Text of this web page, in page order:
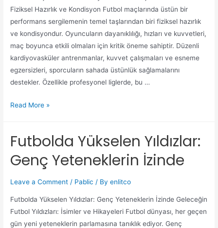
Fiziksel Hazırlık ve Kondisyon Futbol maçlarında üstün bir
performans sergilemenin temel taşlarından biri fiziksel hazırlık
ve kondisyondur. Oyuncuların dayanıklılığı, hızları ve kuvvetleri,
maç boyunca etkili olmaları için kritik öneme sahiptir. Düzenli
kardiyovasküler antrenmanlar, kuvvet çalışmaları ve esneme
egzersizleri, sporcuların sahada üstünlük sağlamalarını
destekler. Özellikle profesyonel liglerde, bu …
Read More »
Futbolda Yükselen Yıldızlar:
Genç Yeteneklerin İzinde
Leave a Comment / Pablic / Byenlitco
Futbolda Yükselen Yıldızlar: Genç Yeteneklerin İzinde Geleceğin
Futbol Yıldızları: İsimler ve Hikayeleri Futbol dünyası, her geçen
gün yeni yeteneklerin parlamasına tanıklık ediyor. Genç